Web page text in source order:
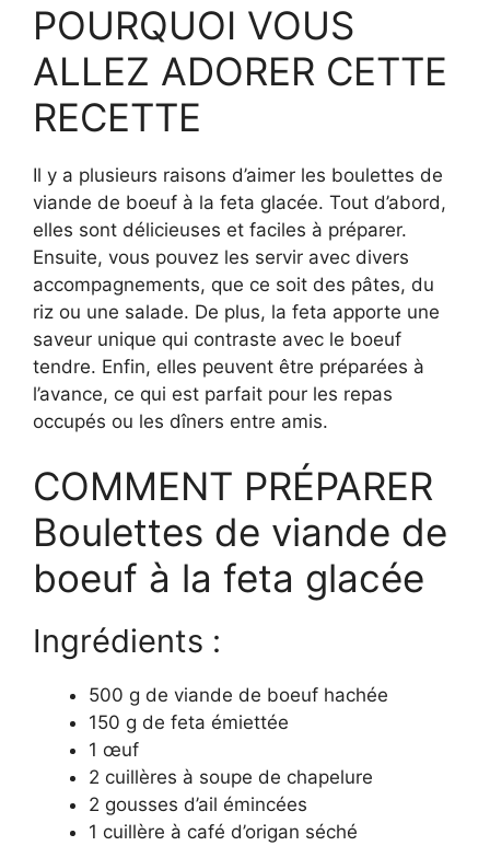
POURQUOI VOUS
ALLEZ ADORER CETTE
RECETTE
Il y a plusieurs raisons d’aimer les boulettes de
viande de boeuf à la feta glacée. Tout d’abord,
elles sont délicieuses et faciles à préparer.
Ensuite, vous pouvez les servir avec divers
accompagnements, que ce soit des pâtes, du
riz ou une salade. De plus, la feta apporte une
saveur unique qui contraste avec le boeuf
tendre. Enfin, elles peuvent être préparées à
l’avance, ce qui est parfait pour les repas
occupés ou les dîners entre amis.
COMMENT PRÉPARER
Boulettes de viande de
boeuf à la feta glacée
Ingrédients :
500 g de viande de boeuf hachée
150 g de feta émiettée
1 œuf
2 cuillères à soupe de chapelure
2 gousses d’ail émincées
1 cuillère à café d’origan séché